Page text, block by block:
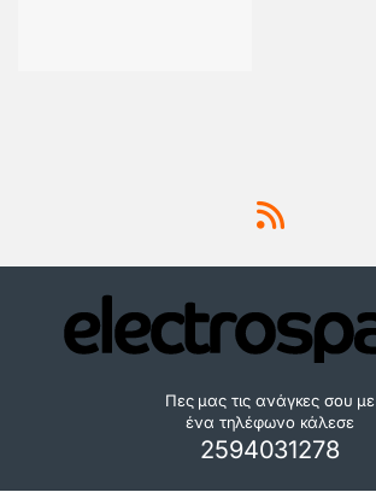
Πες μας τις ανάγκες σου με
ένα τηλέφωνο κάλεσε
2594031278